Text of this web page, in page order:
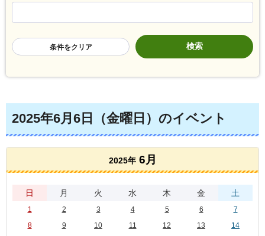
条件をクリア
2025年6月6日（金曜日）のイベント
2025年 6月
日 月 火 水 木 金 土
1 2 3 4 5 6
7
8
9 10 11 12 13
14